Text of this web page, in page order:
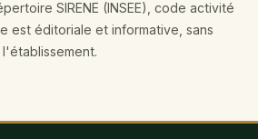
SIRENE (INSEE), code activité
est éditoriale et informative, sans